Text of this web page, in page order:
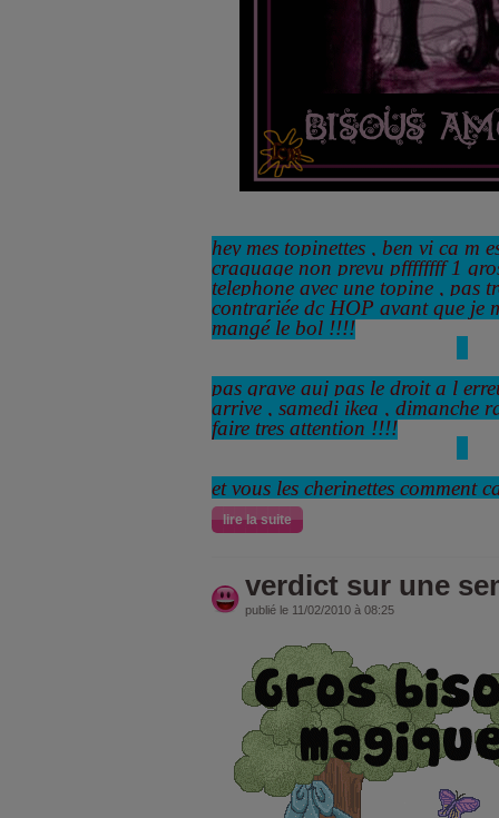
hey mes topinettes , ben vi ca m
craquage non prevu pffffffff 1
telephone avec une topine , pas
contrariée dc HOP avant que je
mangé le bol !!!!
pas grave auj pas le droit a l
arrive , samedi ikea , dimanche
faire tres attention !!!!
et vous les cherinettes comment
lire la suite
verdict sur une
publié le 11/02/2010 à 08:25